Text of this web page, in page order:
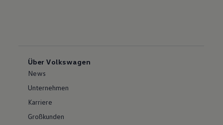
Über Volkswagen
News
Unternehmen
Karriere
Großkunden